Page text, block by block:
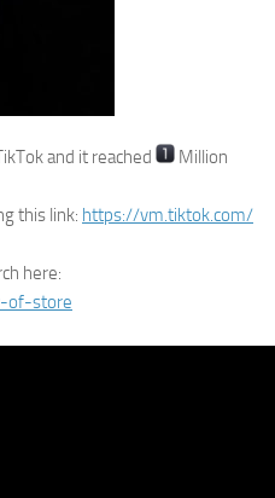
and it reached
Million
this link: https://vm.tiktok.com/
here:
of-store